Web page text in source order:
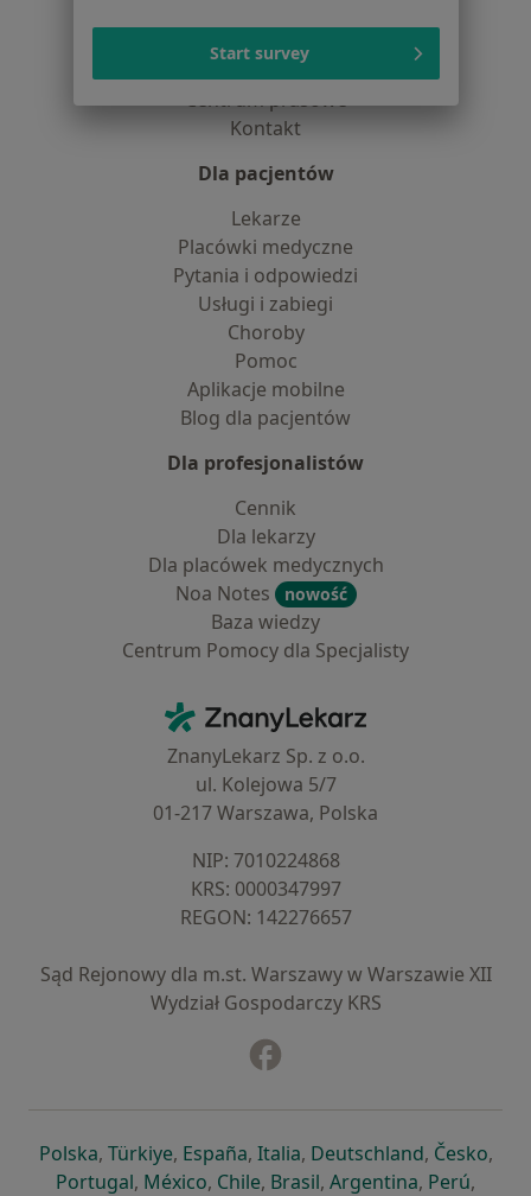
Praca
Rekrutujemy!
Partnerzy
Centrum prasowe
Kontakt
Dla pacjentów
Lekarze
Placówki medyczne
Pytania i odpowiedzi
Usługi i zabiegi
Choroby
Pomoc
Aplikacje mobilne
Blog dla pacjentów
Dla profesjonalistów
Cennik
Dla lekarzy
Dla placówek medycznych
Noa Notes
nowość
Baza wiedzy
Centrum Pomocy dla Specjalisty
ZnanyLekarz - Strona główna
ZnanyLekarz Sp. z o.o.
ul. Kolejowa 5/7
01-217 Warszawa, Polska
NIP: ⁠7010224868
KRS: ⁠0000347997
REGON: ⁠142276657
Sąd Rejonowy dla m.st. Warszawy w Warszawie XII
Wydział Gospodarczy KRS
Polskaotwiera się w nowej karcie
, Türkiyeotwiera się w nowej karcie
, Españaotwiera się w nowej karcie
, Italiaotwiera się w nowej
, Deutschlandotwiera się
, Česko,
Portugalotwiera się w nowej karcie
, Méxicootwiera się w nowej karcie
, Chileotwiera się w nowej karcie
, Brasilotwiera się w nowej
, Argentinaotwiera się
, Perú,
Start survey